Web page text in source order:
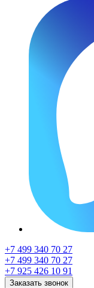
+7 499 340 70 27
+7 499 340 70 27
+7 925 426 10 91
Заказать звонок